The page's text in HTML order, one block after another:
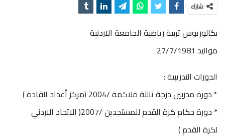
شارك
بكالوريوس تربية رياضية الجامعة الاردنية
مواليد 27/7/1981
الدورات التدريبية :
* دورة مدربين درجة ثالثة ملاكمة /2004 (مركز أعداد القادة )
* دورة حكام كرة القدم للمستجدين /2007( الاتحاد الاردني
لكرة القدم )